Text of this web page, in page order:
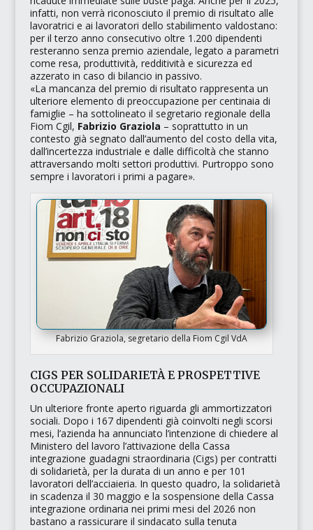
infatti, non verrà riconosciuto il premio di risultato alle
lavoratrici e ai lavoratori dello stabilimento valdostano:
per il terzo anno consecutivo oltre 1.200 dipendenti
resteranno senza premio aziendale, legato a parametri
come resa, produttività, redditività e sicurezza ed
azzerato in caso di bilancio in passivo.
«La mancanza del premio di risultato rappresenta un
ulteriore elemento di preoccupazione per centinaia di
famiglie – ha sottolineato il segretario regionale della
Fiom Cgil, Fabrizio Graziola – soprattutto in un
contesto già segnato dall’aumento del costo della vita,
dall’incertezza industriale e dalle difficoltà che stanno
attraversando molti settori produttivi. Purtroppo sono
sempre i lavoratori i primi a pagare».
Fabrizio Graziola, segretario della Fiom Cgil VdA
CIGS PER SOLIDARIETÀ E PROSPETTIVE
OCCUPAZIONALI
Un ulteriore fronte aperto riguarda gli ammortizzatori
sociali. Dopo i 167 dipendenti già coinvolti negli scorsi
mesi, l’azienda ha annunciato l’intenzione di chiedere al
Ministero del lavoro l’attivazione della Cassa
integrazione guadagni straordinaria (Cigs) per contratti
di solidarietà, per la durata di un anno e per 101
lavoratori dell’acciaieria. In questo quadro, la solidarietà
in scadenza il 30 maggio e la sospensione della Cassa
integrazione ordinaria nei primi mesi del 2026 non
bastano a rassicurare il sindacato sulla tenuta